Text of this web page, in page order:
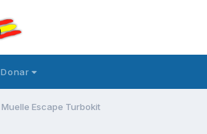
Donar
Muelle Escape Turbokit